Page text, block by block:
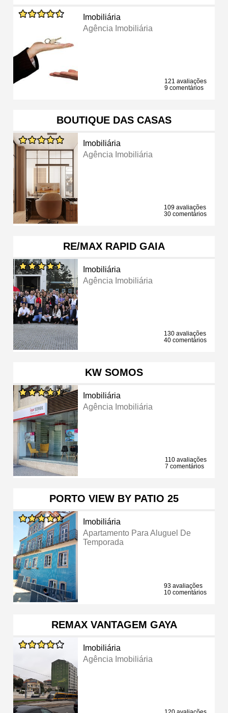
Imobiliária
Agência Imobiliária
121 avaliações
9 comentários
BOUTIQUE DAS CASAS
Imobiliária
Agência Imobiliária
109 avaliações
30 comentários
RE/MAX RAPID GAIA
Imobiliária
Agência Imobiliária
130 avaliações
40 comentários
KW SOMOS
Imobiliária
Agência Imobiliária
110 avaliações
7 comentários
PORTO VIEW BY PATIO 25
Imobiliária
Apartamento Para Aluguel De
Temporada
93 avaliações
10 comentários
REMAX VANTAGEM GAYA
Imobiliária
Agência Imobiliária